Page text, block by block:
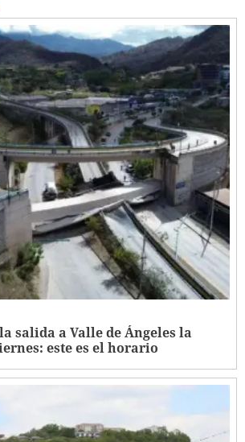
salida a Valle de Ángeles la
este es el horario